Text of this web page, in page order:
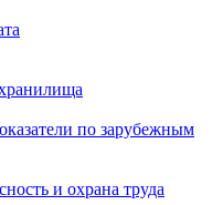
по зарубежным
и охрана труда